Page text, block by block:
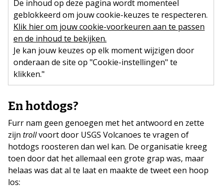
De inhoud op deze pagina wordt momenteel
geblokkeerd om jouw cookie-keuzes te respecteren.
Klik hier om jouw cookie-voorkeuren aan te passen
en de inhoud te bekijken.
Je kan jouw keuzes op elk moment wijzigen door
onderaan de site op "Cookie-instellingen" te
klikken."
En hotdogs?
Furr nam geen genoegen met het antwoord en zette
zijn trollvoort door USGS Volcanoes te vragen of
hotdogs roosteren dan wel kan. De organisatie kreeg
toen door dat het allemaal een grote grap was, maar
helaas was dat al te laat en maakte de tweet een hoop
los: